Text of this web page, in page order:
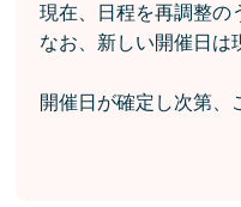
現在、日程を再調整の
なお、新しい開催日は
開催日が確定し次第